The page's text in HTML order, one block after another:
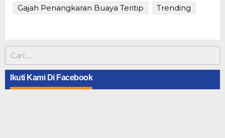
Gajah Penangkaran Buaya Teritip
Trending
Cari
untuk:
Ikuti Kami Di Facebook